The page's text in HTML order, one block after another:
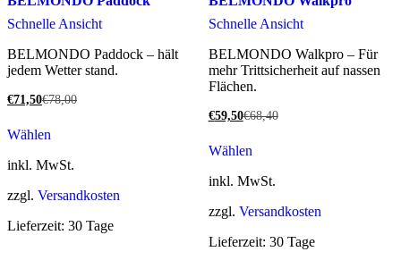
Schnelle Ansicht
BELMONDO Paddock – hält
jedem Wetter stand.
€71,50€78,00
Wählen
inkl. MwSt.
zzgl. Versandkosten
Lieferzeit: 30 Tage
Schnelle Ansicht
BELMONDO Walkpro – Für
mehr Trittsicherheit auf nassen
Flächen.
€59,50€68,40
Wählen
inkl. MwSt.
zzgl. Versandkosten
Lieferzeit: 30 Tage